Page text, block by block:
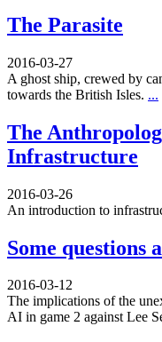
The Parasite
2016-03-27
A ghost ship, crewed by
towards the British Isles. ...
The
Infrastructure
2016-03-26
An introduction to
Some questions
2016-03-12
The implications of the
AI in game 2 against Lee